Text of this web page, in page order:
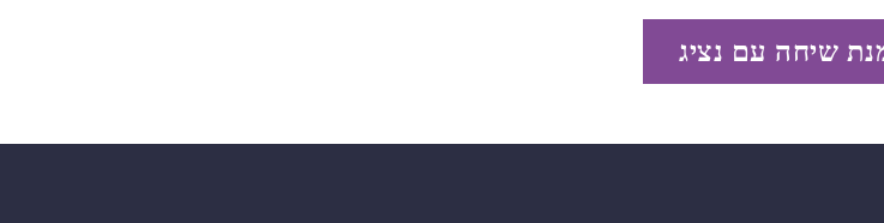
שיחה עם נציג